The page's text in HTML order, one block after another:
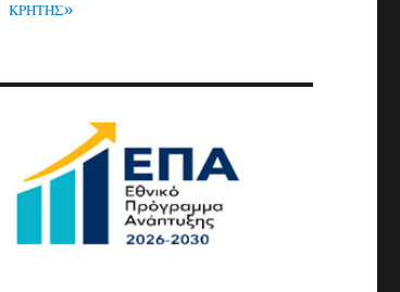
ΚΡΗΤΗΣ»